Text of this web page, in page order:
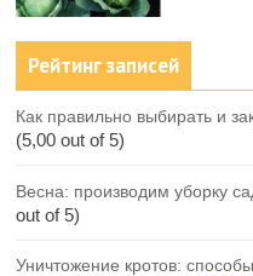
Рейтинг записей
Как правильно выбирать и
(5,00 out of 5)
Весна: производим уборку
out of 5)
Уничтожение кротов: